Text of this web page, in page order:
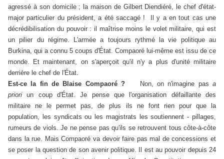
agressé à son domicile ; la maison de Gilbert Diendiéré, le chef d'état-
major particulier du président, a été saccagé ! Il y a en tout cas une
décrédibilisation du pouvoir : il maîtrise moins le volet militaire, qui est
un pilier du régime. L'armée a toujours rythmé la vie politique au
Burkina, qui a connu 5 coups d'État. Compaoré lui-même est issu de ce
monde. Et maintenant, on s'aperçoit qu'il n'y a plus d'unité militaire
derrière le chef de l'État.
Est-ce la fin de Blaise Compaoré ?
Non, on n'imagine pasa
priori un coup d'État. Je pense que l'organisation défaillante des
militaire ne le permet pas, de plus ils ne font rien pour que la
population, les syndicats ou les magistrats les soutiennent - pillages,
rumeurs de viols. Je ne pense pas qu'ils se retrouvent tous côte-à-côte
dans la rue. Mais Compaoré va devoir faire pas mal de concessions et
se poser la question de son avenir politique. Il est au pouvoir depuis 24